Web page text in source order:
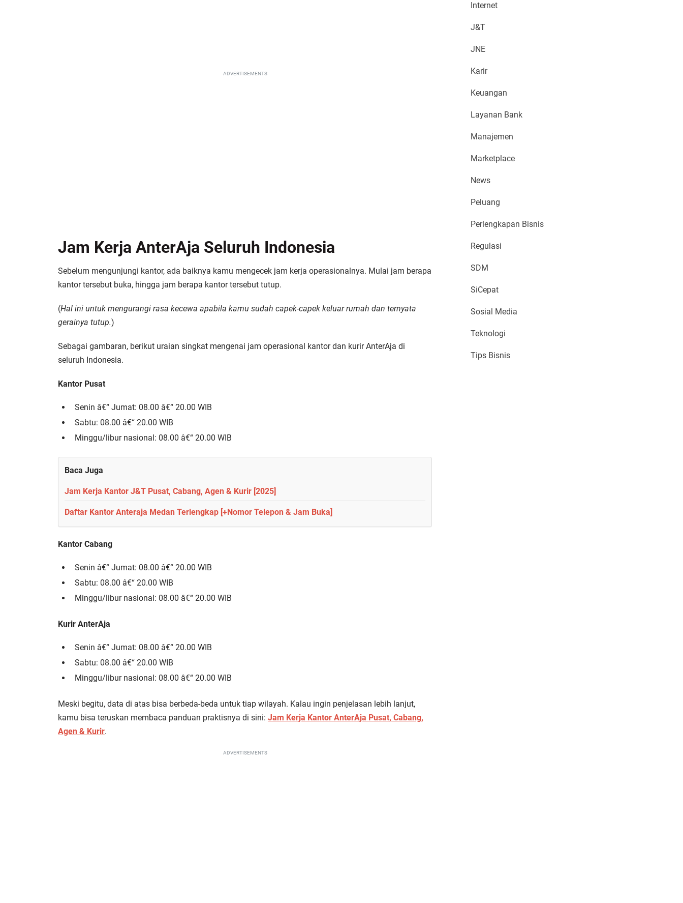
ADVERTISEMENTS
Jam Kerja AnterAja Seluruh Indonesia
Sebelum mengunjungi kantor, ada baiknya kamu mengecek jam kerja operasionalnya. Mulai jam berapa
kantor tersebut buka, hingga jam berapa kantor tersebut tutup.
(Hal ini untuk mengurangi rasa kecewa apabila kamu sudah capek-capek keluar rumah dan ternyata
gerainya tutup.)
Sebagai gambaran, berikut uraian singkat mengenai jam operasional kantor dan kurir AnterAja di
seluruh Indonesia.
Kantor Pusat
Senin â€“ Jumat: 08.00 â€“ 20.00 WIB
Sabtu: 08.00 â€“ 20.00 WIB
Minggu/libur nasional: 08.00 â€“ 20.00 WIB
Baca Juga
Jam Kerja Kantor J&T Pusat, Cabang, Agen & Kurir [2025]
Daftar Kantor Anteraja Medan Terlengkap [+Nomor Telepon & Jam Buka]
Kantor Cabang
Senin â€“ Jumat: 08.00 â€“ 20.00 WIB
Sabtu: 08.00 â€“ 20.00 WIB
Minggu/libur nasional: 08.00 â€“ 20.00 WIB
Kurir AnterAja
Senin â€“ Jumat: 08.00 â€“ 20.00 WIB
Sabtu: 08.00 â€“ 20.00 WIB
Minggu/libur nasional: 08.00 â€“ 20.00 WIB
Meski begitu, data di atas bisa berbeda-beda untuk tiap wilayah. Kalau ingin penjelasan lebih lanjut,
kamu bisa teruskan membaca panduan praktisnya di sini: Jam Kerja Kantor AnterAja Pusat, Cabang,
Agen & Kurir.
ADVERTISEMENTS
Internet
J&T
JNE
Karir
Keuangan
Layanan Bank
Manajemen
Marketplace
News
Peluang
Perlengkapan Bisnis
Regulasi
SDM
SiCepat
Sosial Media
Teknologi
Tips Bisnis